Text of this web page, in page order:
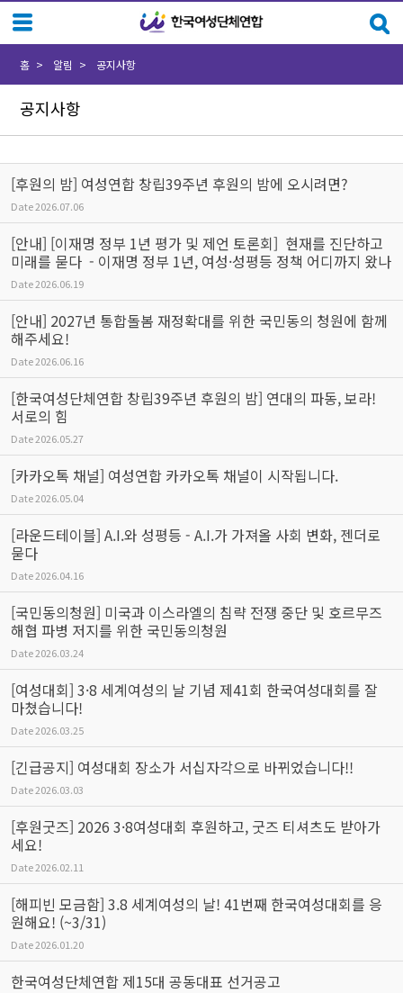
공지사항
홈 알림 공지사항
[후원의 밤] 여성연합 창립39주년 후원의 밤에 오시려면?
Date2026.07.06
[안내] [이재명 정부 1년 평가 및 제언 토론회] 현재를 진단하고
미래를 묻다 - 이재명 정부 1년, 여성·성평등 정책 어디까지 왔나
Date2026.06.19
[안내] 2027년 통합돌봄 재정확대를 위한 국민동의 청원에 함께
해주세요!
Date2026.06.16
[한국여성단체연합 창립39주년 후원의 밤] 연대의 파동, 보라!
서로의 힘
Date2026.05.27
[카카오톡 채널] 여성연합 카카오톡 채널이 시작됩니다.
Date2026.05.04
[라운드테이블] A.I.와 성평등 - A.I.가 가져올 사회 변화, 젠더로
묻다
Date2026.04.16
[국민동의청원] 미국과 이스라엘의 침략 전쟁 중단 및 호르무즈
해협 파병 저지를 위한 국민동의청원
Date2026.03.24
[여성대회] 3·8 세계여성의 날 기념 제41회 한국여성대회를 잘
마쳤습니다!
Date2026.03.25
[긴급공지] 여성대회 장소가 서십자각으로 바뀌었습니다!!
Date2026.03.03
[후원굿즈] 2026 3·8여성대회 후원하고, 굿즈 티셔츠도 받아가
세요!
Date2026.02.11
[해피빈 모금함] 3.8 세계여성의 날! 41번째 한국여성대회를 응
원해요! (~3/31)
Date2026.01.20
한국여성단체연합 제15대 공동대표 선거공고